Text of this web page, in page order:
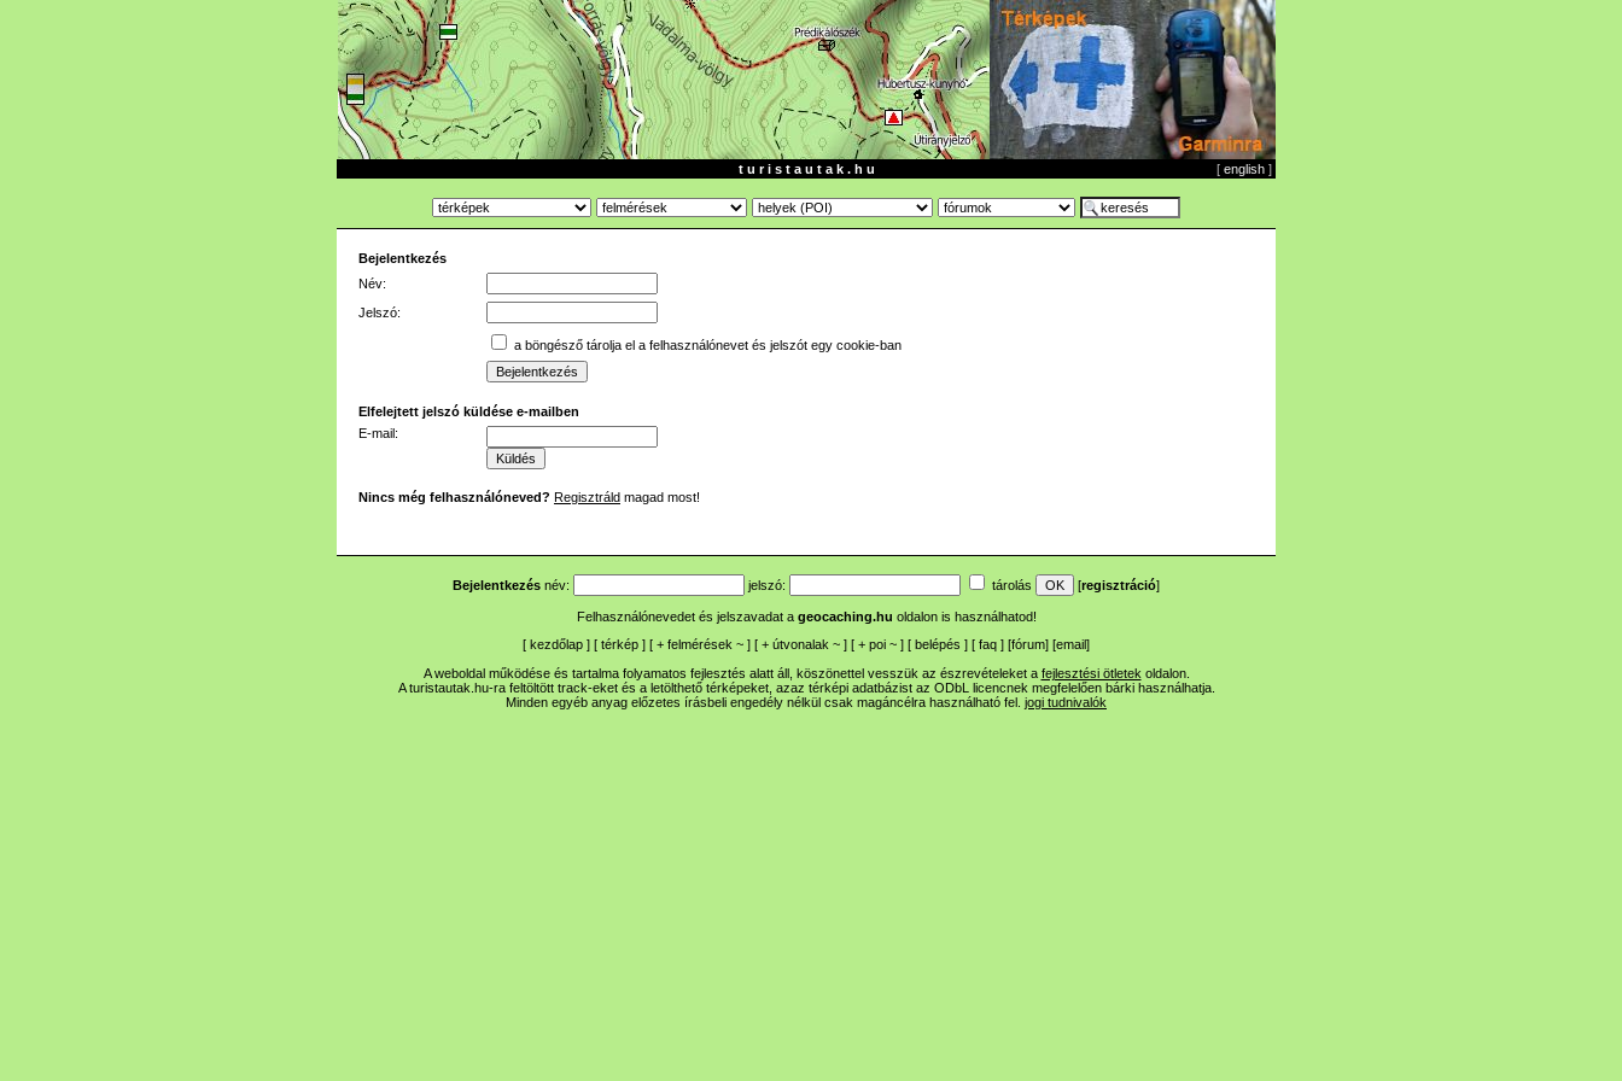
t u r i s t a u t a k . h u [ english ]
Bejelentkezés
Név:
Jelszó:
a böngésző tárolja el a felhasználónevet és jelszót egy cookie-ban
Elfelejtett jelszó küldése e-mailben
E-mail:
Nincs még felhasználóneved? Regisztráld magad most!
Bejelentkezés név: jelszó: tárolás [regisztráció]
Felhasználónevedet és jelszavadat a geocaching.hu oldalon is használhatod!
[ kezdőlap ] [ térkép ] [ + felmérések ~ ] [ + útvonalak ~ ] [ + poi ~ ] [ belépés ] [ faq ] [fórum] [email]
A weboldal működése és tartalma folyamatos fejlesztés alatt áll, köszönettel vesszük az észrevételeket a fejlesztési ötletek oldalon.
A turistautak.hu-ra feltöltött track-eket és a letölthető térképeket, azaz térképi adatbázist az ODbL licencnek megfelelően bárki használhatja.
Minden egyéb anyag előzetes írásbeli engedély nélkül csak magáncélra használható fel. jogi tudnivalók